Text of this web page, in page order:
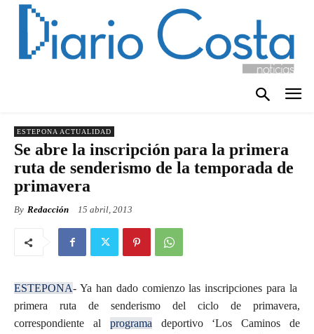
ESTEPONA ACTUALIDAD
Se abre la inscripción para la primera
ruta de senderismo de la temporada de
primavera
By Redacción 15 abril, 2013
ESTEPONA- Ya han dado comienzo las inscripciones para la
primera ruta de senderismo del ciclo de primavera,
correspondiente al programa deportivo ‘Los Caminos de